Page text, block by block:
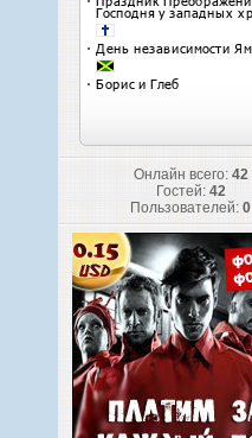
Онлайн всего: 42
Гостей: 42
Пользователей: 0